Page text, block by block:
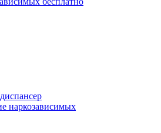
наркозависимых